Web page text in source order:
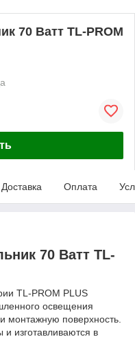
70 Ватт TL-PROM
Доставка Оплата
70 Ватт TL-
TL-PROM PLUS
освещения
монтажную поверхность.
изготавливаются в